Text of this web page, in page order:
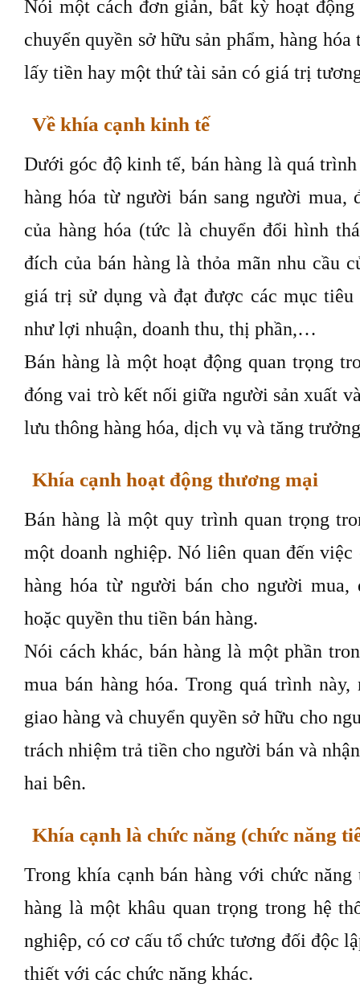
Nói một cách đơn giản, bất kỳ hoạt
chuyển quyền sở hữu sản phẩm, hàng
lấy tiền hay một thứ tài sản có giá trị
Về khía cạnh kinh tế
Dưới góc độ kinh tế, bán hàng là quá
hàng hóa từ người bán sang người
của hàng hóa (tức là chuyển đổi hình
đích của bán hàng là thỏa mãn nhu cầu
giá trị sử dụng và đạt được các mục tiêu
như lợi nhuận, doanh thu, thị phần,…
Bán hàng là một hoạt động quan trọng
đóng vai trò kết nối giữa người sản xuất
lưu thông hàng hóa, dịch vụ và tăng
Khía cạnh hoạt động thương mại
Bán hàng là một quy trình quan trọng
một doanh nghiệp. Nó liên quan đến
hàng hóa từ người bán cho người
hoặc quyền thu tiền bán hàng.
Nói cách khác, bán hàng là một phần
mua bán hàng hóa. Trong quá trình
giao hàng và chuyển quyền sở hữu cho
trách nhiệm trả tiền cho người bán và
hai bên.
Khía cạnh là chức năng (chức năng
Trong khía cạnh bán hàng với chức
hàng là một khâu quan trọng trong hệ
nghiệp, có cơ cấu tổ chức tương đối độc
thiết với các chức năng khác.